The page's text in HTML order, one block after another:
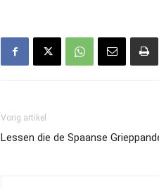
Vorig artikel
Lessen die de Spaanse